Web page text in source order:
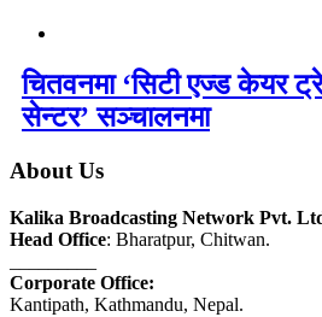
चितवनमा ‘सिटी एज्ड केयर
सेन्टर’ सञ्चालनमा
About Us
Kalika Broadcasting Network Pvt.
Head Office: Bharatpur, Chitwan.
Corporate Office:
Kantipath, Kathmandu, Nepal.